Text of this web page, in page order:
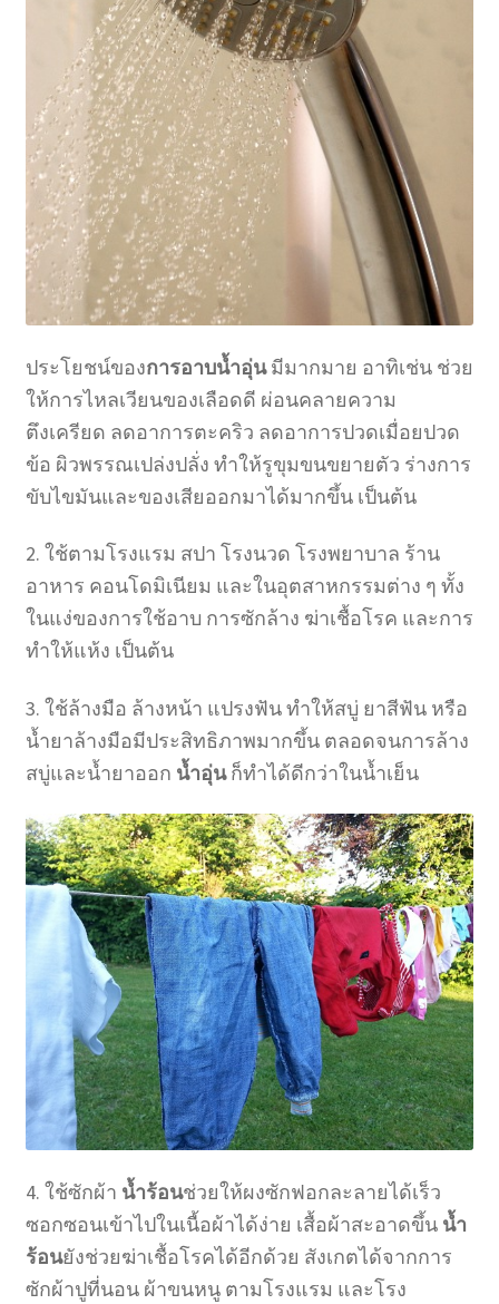
ประโยชน์ของการอาบน้ำอุ่นมีมากมาย อาทิเช่น ช่วย
ให้การไหลเวียนของเลือดดี ผ่อนคลายความ
ตึงเครียด ลดอาการตะคริว ลดอาการปวดเมื่อยปวด
ข้อ ผิวพรรณเปล่งปลั่ง ทำให้รูขุมขนขยายตัว ร่างการ
ขับไขมันและของเสียออกมาได้มากขึ้น เป็นต้น
2. ใช้ตามโรงแรม สปา โรงนวด โรงพยาบาล ร้าน
อาหาร คอนโดมิเนียม และในอุตสาหกรรมต่าง ๆ ทั้ง
ในแง่ของการใช้อาบ การซักล้าง ฆ่าเชื้อโรค และการ
ทำให้แห้ง เป็นต้น
3. ใช้ล้างมือ ล้างหน้า แปรงฟัน ทำให้สบู่ ยาสีฟัน หรือ
น้ำยาล้างมือมีประสิทธิภาพมากขึ้น ตลอดจนการล้าง
สบู่และน้ำยาออก น้ำอุ่นก็ทำได้ดีกว่าในน้ำเย็น
4. ใช้ซักผ้า น้ำร้อนช่วยให้ผงซักฟอกละลายได้เร็ว
ซอกซอนเข้าไปในเนื้อผ้าได้ง่าย เสื้อผ้าสะอาดขึ้น น้ำ
ร้อนยังช่วยฆ่าเชื้อโรคได้อีกด้วย สังเกตได้จากการ
ซักผ้าปูที่นอน ผ้าขนหนู ตามโรงแรม และโรง